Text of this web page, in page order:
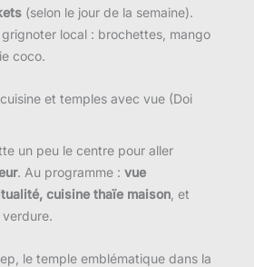
(selon le jour de la semaine).
grignoter local : brochettes, mango
coco.
et temples avec vue (Doi
un peu le centre pour aller
. Au programme : vue
cuisine thaïe maison, et
le temple emblématique dans la